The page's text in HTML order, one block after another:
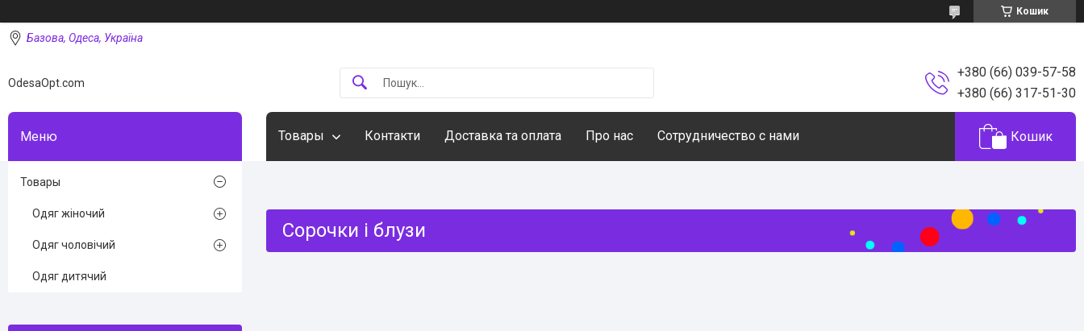
Кошик
Базова, Одеса, Україна
OdesaOpt.com
+380 (66) 039-57-58
+380 (66) 317-51-30
Товары Контакти Доставка та оплата Про нас Сотрудничество с нами Кошик
Сорочки і блузи
Товары
Одяг жіночий
Одяг чоловічий
Одяг дитячий